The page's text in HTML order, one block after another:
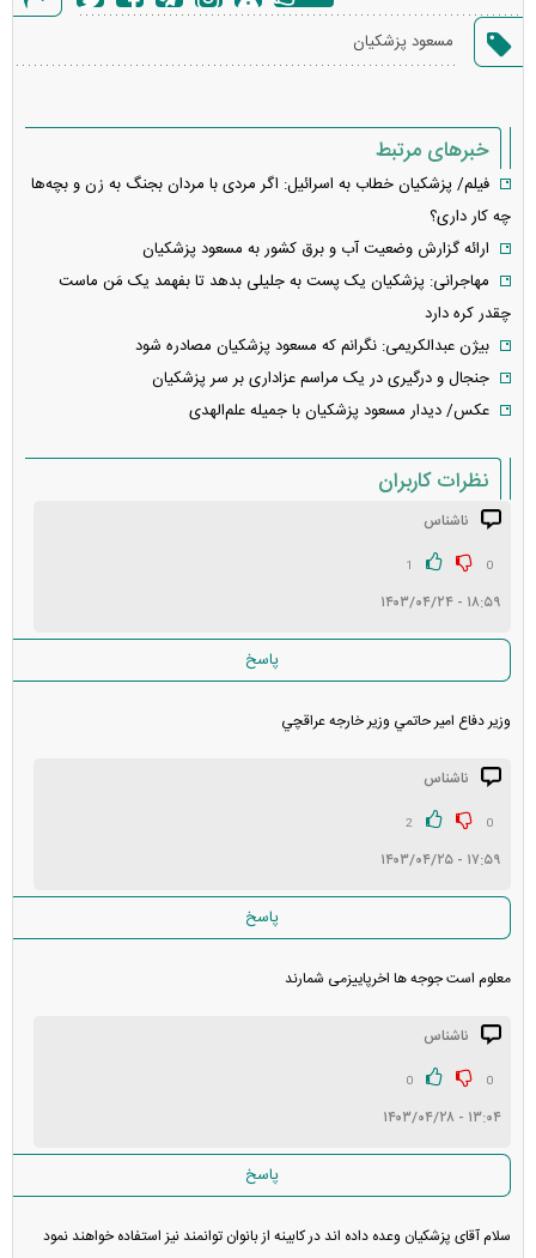
خطا
مسعود پزشکیان
خبرهای مرتبط
فیلم/ پزشکیان خطاب به اسرائیل: اگر مردی با مردان بجنگ به زن و بچه‌ها
چه کار داری؟
ارائه گزارش وضعیت آب و برق کشور به مسعود پزشکیان
مهاجرانی: پزشکیان یک پست به جلیلی بدهد تا بفهمد یک مَن ماست
چقدر کره دارد
بیژن عبدالکریمی: نگرانم که مسعود پزشکیان مصادره شود
جنجال و درگیری در یک مراسم عزاداری بر سر پزشکیان
عکس/ دیدار مسعود پزشکیان با جمیله علم‌الهدی
نظرات کاربران
ناشناس
0
1
۱۸:۵۹ - ۱۴۰۳/۰۴/۲۴
پاسخ
وزير دفاع امير حاتمي وزير خارجه عراقچي
ناشناس
0
2
۱۷:۵۹ - ۱۴۰۳/۰۴/۲۵
پاسخ
معلوم است جوجه ها اخرپاییزمی شمارند
ناشناس
0
0
۱۳:۰۴ - ۱۴۰۳/۰۴/۲۸
پاسخ
سلام آقای پزشکیان وعده داده اند در کابینه از بانوان توانمند نیز استفاده خواهند نمود